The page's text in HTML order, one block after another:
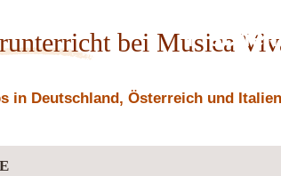
bei Musica
in Deutschland, Österreich und